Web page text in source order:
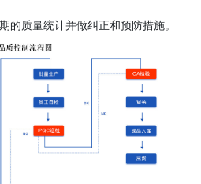
的质量统计并做纠正和预防措施。